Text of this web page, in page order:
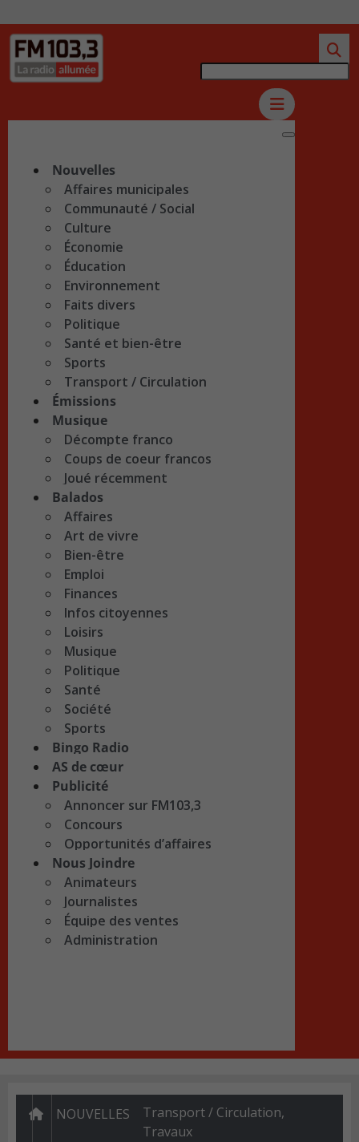
Nouvelles
Affaires municipales
Communauté / Social
Culture
Économie
Éducation
Environnement
Faits divers
Politique
Santé et bien-être
Sports
Transport / Circulation
Émissions
Musique
Décompte franco
Coups de coeur francos
Joué récemment
Balados
Affaires
Art de vivre
Bien-être
Emploi
Finances
Infos citoyennes
Loisirs
Musique
Politique
Santé
Société
Sports
Bingo Radio
AS de cœur
Publicité
Annoncer sur FM103,3
Concours
Opportunités d’affaires
Nous Joindre
Animateurs
Journalistes
Équipe des ventes
Administration
NOUVELLES Transport / Circulation,
Travaux